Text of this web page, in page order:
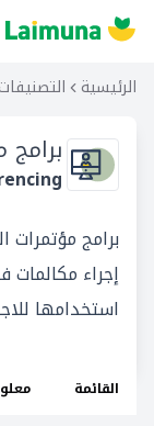
الرئيسية التصنيفات
برامج
إجراء
استخدامها
القائمة